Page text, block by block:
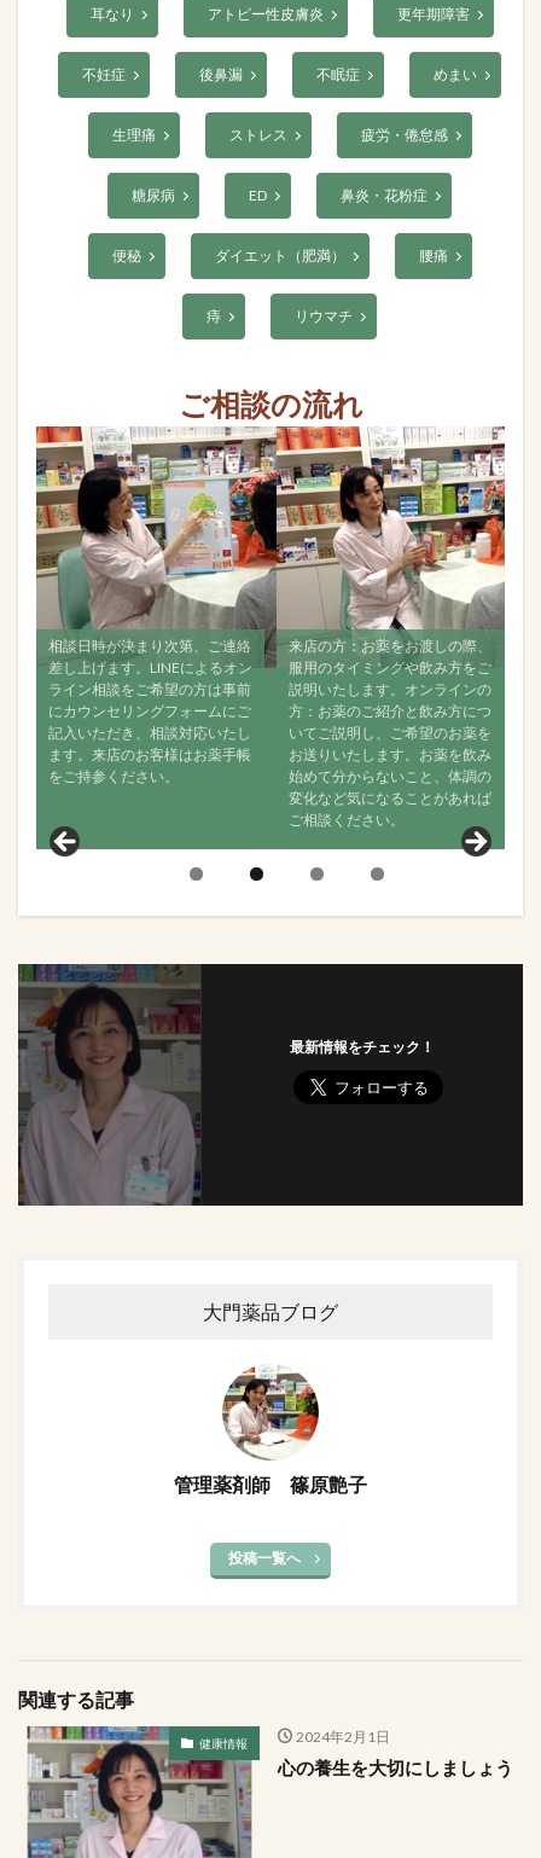
耳なり アトピー性皮膚炎 更年期障害
不妊症 後鼻漏 不眠症 めまい
生理痛 ストレス 疲労・倦怠感
糖尿病 ED 鼻炎・花粉症
便秘 ダイエット（肥満） 腰痛
痔 リウマチ
ご相談の流れ
第、ご連絡
によるオン
の方は事前
ォームにご
対応いたし
はお薬手帳
来店の方：お薬をお渡しの際、
服用のタイミングや飲み方をご
説明いたします。オンラインの
方：お薬のご紹介と飲み方につ
いてご説明し、ご希望のお薬を
お送りいたします。お薬を飲み
始めて分からないこと、体調の
変化など気になることがあれば
すべて飲み終えましたら
ご相談ください。ご来店
ンラインでも構いません
なるべく経過をご連絡く
い。お薬が効いているか
で何か変化がなかったか
か、舌の状態はどうか？
聞きし、その後の状態に
見ていきます。
最新情報をチェック！
大門薬品ブログ
管理薬剤師 篠原艶子
投稿一覧へ
関連する記事
健康情報 2024年2月1日
心の養生を大切にしましょう